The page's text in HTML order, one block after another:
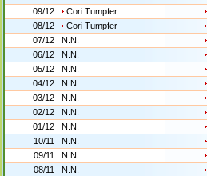
09/12
Cori Tumpfer
08/12
Cori Tumpfer
07/12
N.N.
06/12
N.N.
05/12
N.N.
04/12
N.N.
03/12
N.N.
02/12
N.N.
01/12
N.N.
10/11
N.N.
09/11
N.N.
08/11
N.N.